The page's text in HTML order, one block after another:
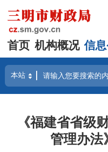
首页 机构概况 信
《福建省省级
管理办法